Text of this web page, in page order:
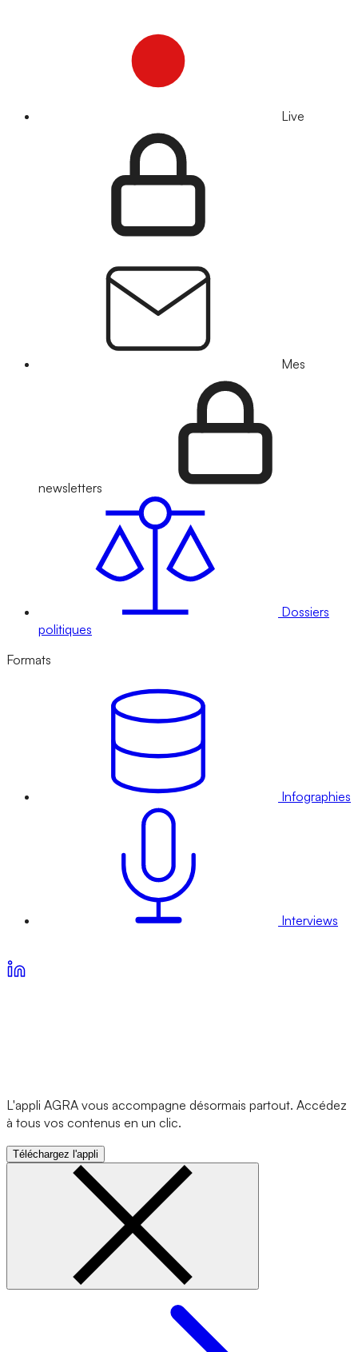
Live
Mes
newsletters
Dossiers
politiques
Formats
Infographies
Interviews
L'appli AGRA vous accompagne désormais partout. Accédez
à tous vos contenus en un clic.
Téléchargez l'appli